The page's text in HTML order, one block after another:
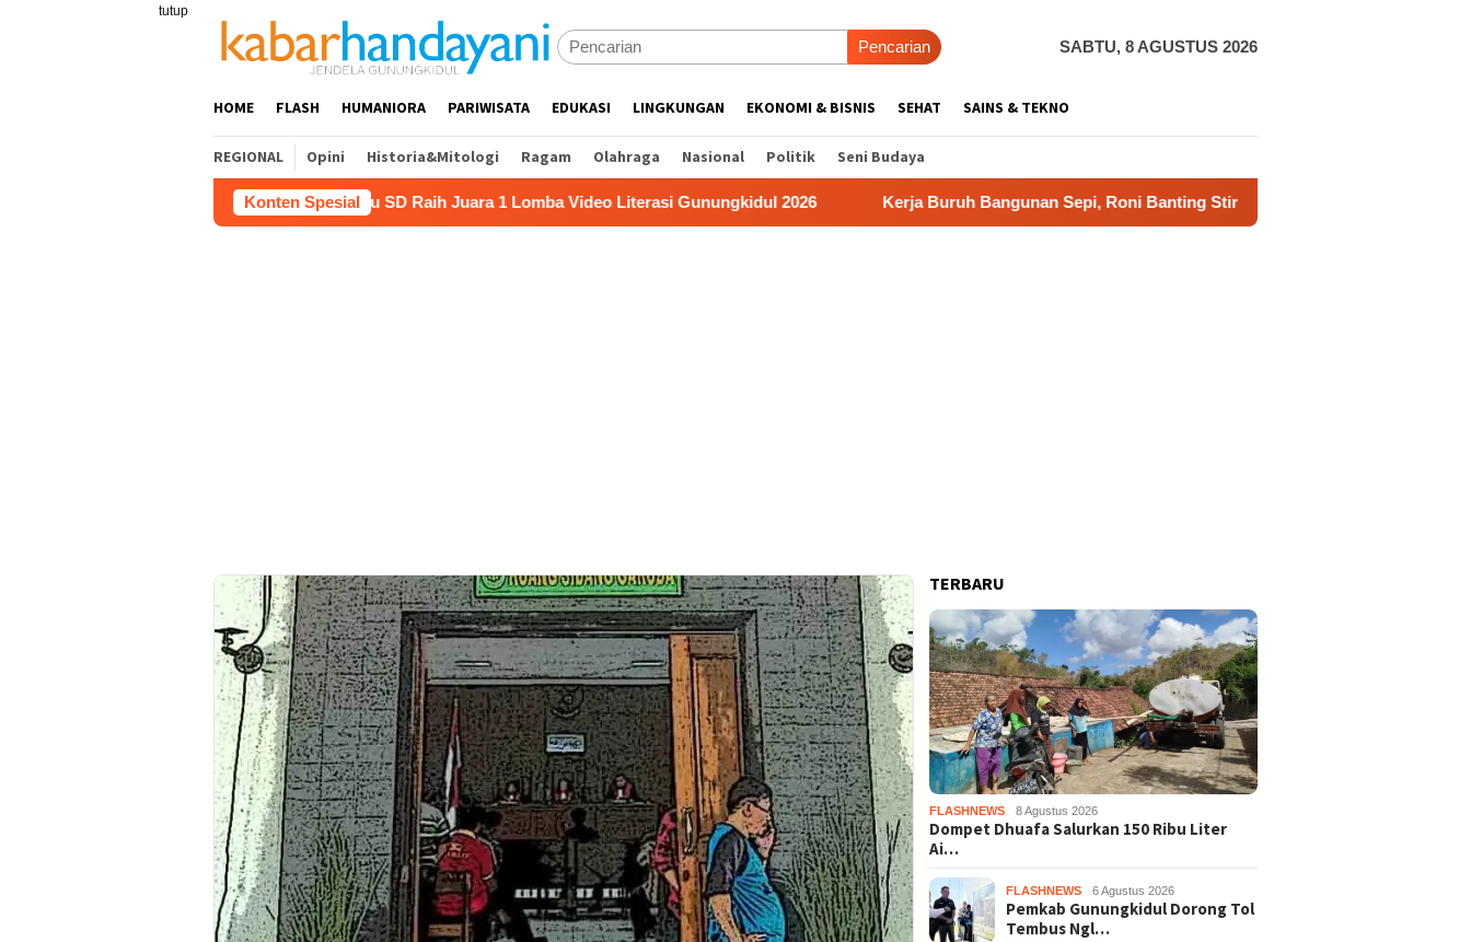
tutup
Pencarian SABTU, 8 AGUSTUS 2026
HOME FLASH HUMANIORA PARIWISATA EDUKASI LINGKUNGAN EKONOMI & BISNIS SEHAT SAINS & TEKNO
REGIONAL Opini Historia&Mitologi Ragam Olahraga Nasional Politik Seni Budaya
Konten Spesial
Film “Nalar” Karya Guru SD Raih Juara 1 Lomba Video Literasi Gunungkidul 2026 Kerja Buruh Bangunan Sepi, Roni Banting Stir Tanam Melon Untung Rp40 Juta Sekali
TERBARU
FLASHNEWS 8 Agustus 2026
Dompet Dhuafa Salurkan 150 Ribu Liter
Ai…
FLASHNEWS 6 Agustus 2026
Pemkab Gunungkidul Dorong Tol
Tembus Ngl…